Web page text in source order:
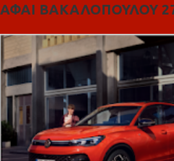
ΑΦΑΙ ΒΑΚΑΛΟΠΟΥΛΟΥ